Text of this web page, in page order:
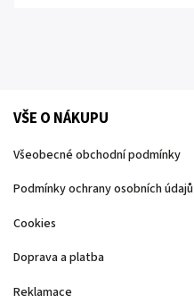
VŠE O NÁKUPU
Všeobecné obchodní podmínky
Podmínky ochrany osobních údajů
Cookies
Doprava a platba
Reklamace